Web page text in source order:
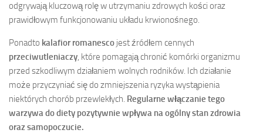
odgrywają kluczową rolę w utrzymaniu zdrowych kości oraz
prawidłowym funkcjonowaniu układu krwionośnego.
Ponadto kalafior romanesco jest źródłem cennych
przeciwutleniaczy, które pomagają chronić komórki organizmu
przed szkodliwym działaniem wolnych rodników. Ich działanie
może przyczyniać się do zmniejszenia ryzyka wystąpienia
niektórych chorób przewlekłych. Regularne włączanie tego
warzywa do diety pozytywnie wpływa na ogólny stan zdrowia
oraz samopoczucie.